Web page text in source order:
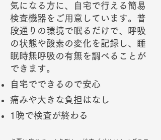
気になる方に、自宅で行える簡易
検査機器をご用意しています。普
段通りの環境で眠るだけで、呼吸
の状態や酸素の変化を記録し、睡
眠時無呼吸の有無を調べることが
できます。
自宅でできるので安心
痛みや大きな負担はなし
​1晩で検査が終わる